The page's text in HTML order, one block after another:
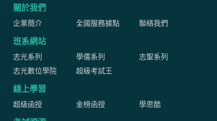
關於我們
企業簡介 全國服務據點 聯絡我們
班系網站
志光系列 學儒系列
志聖系列
志光數位學院
超級考試王
線上學習
超級函授 金榜函授 學思酷